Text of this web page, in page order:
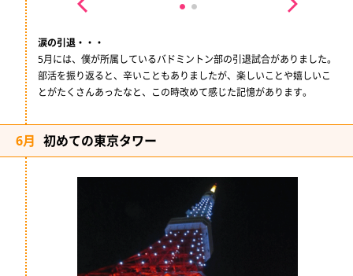
涙の引退・・・
5月には、僕が所属しているバドミントン部の引退試合がありました。
部活を振り返ると、辛いこともありましたが、楽しいことや嬉しいこ
とがたくさんあったなと、この時改めて感じた記憶があります。
6月 初めての東京タワー